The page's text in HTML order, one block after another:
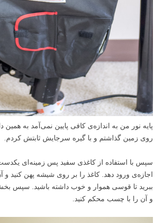
پایه نور من به اندازه‌ی کافی پایین نمی‌آمد به همین
روی زمین گذاشتم و با گیره سرجایش ثابتش کردم.
سپس با استفاده از کاغذی سفید پس زمینه‌ای
اجازه‌ی ورود دهد. کاغذ را بر روی شیشه پهن کنید و
ببرید تا قوسی هموار و خوب داشته باشید. سپس
و آن را با چسب محکم کنید.